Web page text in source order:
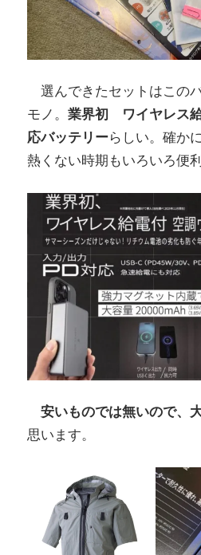
選んできたセットはこの
モノ。 業界初 ワイヤレス
応バッテリーらしい。確か
熱くない時期もいろいろ便
安いものでは無いので、
思います。